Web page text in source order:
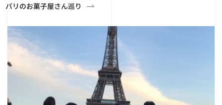
パリのお菓子屋さん巡り